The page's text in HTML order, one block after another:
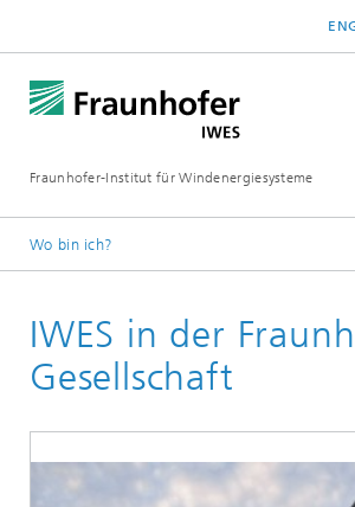
Fraunhofer-Institut für Windenergiesysteme
Wo bin ich?
Über uns
IWES in der
Gesellschaft